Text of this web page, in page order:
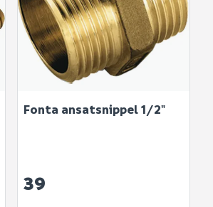
Fonta ansatsnippel 1/2"
39